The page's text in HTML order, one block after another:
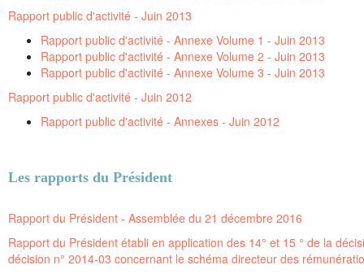
Rapport public d'activité - Juin 2013
Rapport public d'activité - Annexe Volume 1 - Juin 2013
Rapport public d'activité - Annexe Volume 2 - Juin 2013
Rapport public d'activité - Annexe Volume 3 - Juin 2013
Rapport public d'activité - Juin 2012
Rapport public d'activité - Annexes - Juin 2012
Les rapports du Président
Rapport du Président - Assemblée du 21 décembre 2016
Rapport du Président établi en application des 14° et 15 ° de la
décision n° 2014-03 concernant le schéma directeur des